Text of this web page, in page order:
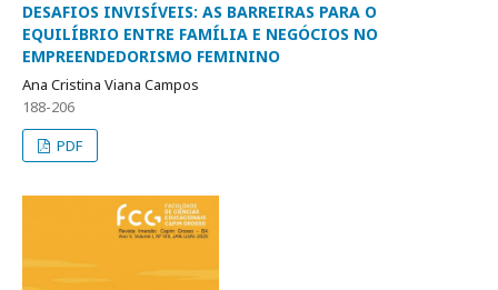
DESAFIOS INVISÍVEIS: AS BARREIRAS PARA O
EQUILÍBRIO ENTRE FAMÍLIA E NEGÓCIOS NO
EMPREENDEDORISMO FEMININO
Ana Cristina Viana Campos
188-206
PDF